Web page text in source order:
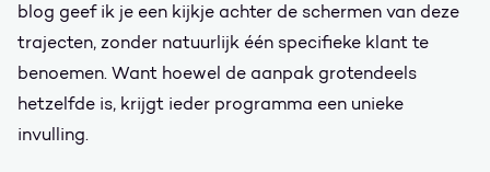
blog geef ik je een kijkje achter de schermen van deze
trajecten, zonder natuurlijk één specifieke klant te
benoemen. Want hoewel de aanpak grotendeels
hetzelfde is, krijgt ieder programma een unieke
invulling.